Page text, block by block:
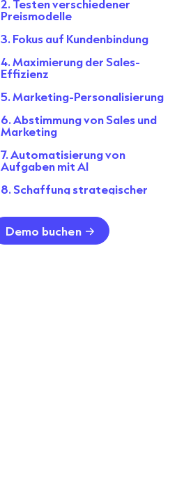
2. Testen verschiedener
Preismodelle
3. Fokus auf Kundenbindung
4. Maximierung der Sales-
Effizienz
5. Marketing-Personalisierung
6. Abstimmung von Sales und
Marketing
7. Automatisierung von
Aufgaben mit AI
8. Schaffung strategischer
9. Angebot neuer Produkte oder
Dienstleistungen
Demo buchen